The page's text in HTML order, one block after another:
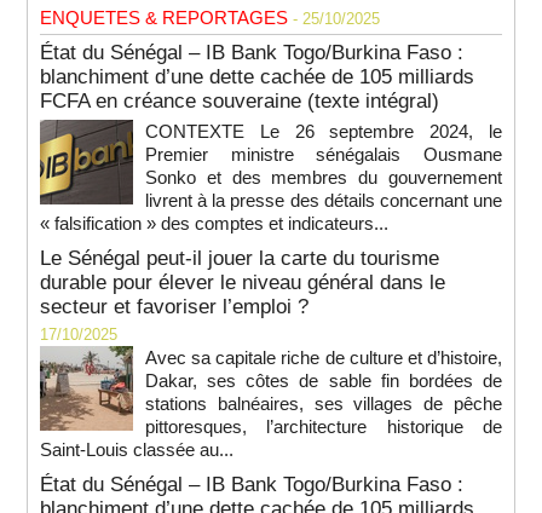
ENQUETES & REPORTAGES - 25/10/2025
État du Sénégal – IB Bank Togo/Burkina Faso :
blanchiment d’une dette cachée de 105 milliards
FCFA en créance souveraine (texte intégral)
CONTEXTE Le 26 septembre 2024, le
Premier ministre sénégalais Ousmane
Sonko et des membres du gouvernement
livrent à la presse des détails concernant une
« falsification » des comptes et indicateurs...
Le Sénégal peut-il jouer la carte du tourisme
durable pour élever le niveau général dans le
secteur et favoriser l’emploi ?
17/10/2025
Avec sa capitale riche de culture et d’histoire,
Dakar, ses côtes de sable fin bordées de
stations balnéaires, ses villages de pêche
pittoresques, l’architecture historique de
Saint-Louis classée au...
État du Sénégal – IB Bank Togo/Burkina Faso :
blanchiment d’une dette cachée de 105 milliards